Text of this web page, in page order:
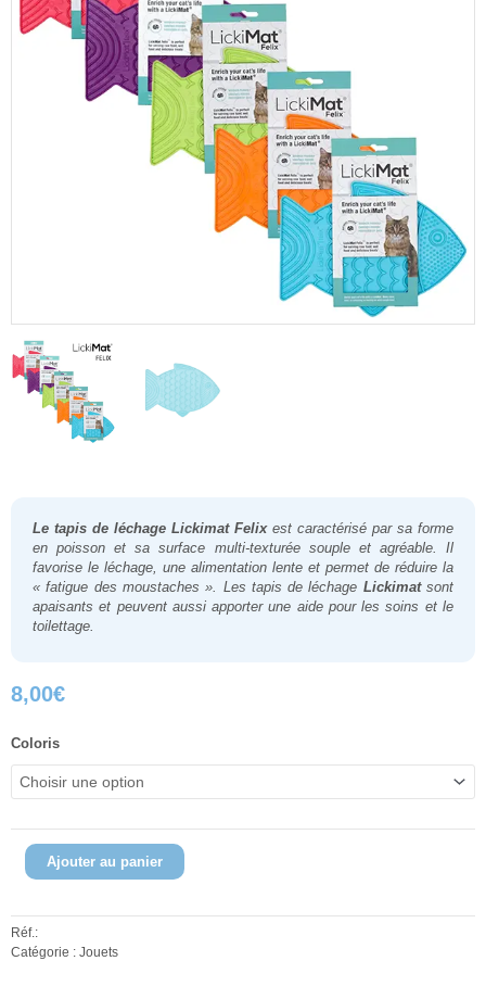
Le tapis de léchage Lickimat Felix est caractérisé par sa forme
en poisson et sa surface multi-texturée souple et agréable. Il
favorise le léchage, une alimentation lente et permet de réduire la
« fatigue des moustaches ». Les tapis de léchage Lickimatsont
apaisants et peuvent aussi apporter une aide pour les soins et le
toilettage.
8,00€
Coloris
quantité
Lickimat
Felix
Ajouter au panier
Réf.:
Catégorie : Jouets